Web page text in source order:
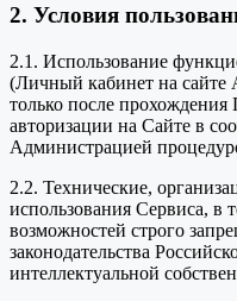
2. Условия
2.1. Использование
(Личный кабинет на сайте
только после прохождения
авторизации на Сайте в
Администрацией
2.2. Технические,
использования Сервиса, в
возможностей строго
законодательства
интеллектуальной